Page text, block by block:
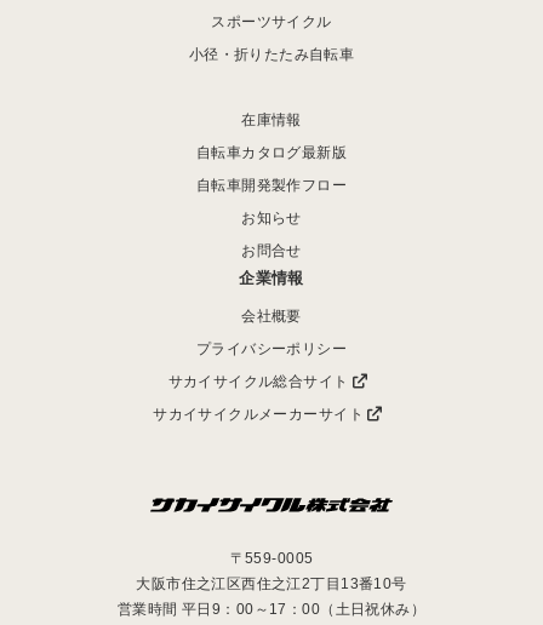
スポーツサイクル
小径・折りたたみ自転車
在庫情報
自転車カタログ最新版
自転車開発製作フロー
お知らせ
お問合せ
企業情報
会社概要
プライバシーポリシー
サカイサイクル総合サイト
サカイサイクルメーカーサイト
〒559-0005
大阪市住之江区西住之江2丁目13番10号
営業時間 平日9：00～17：00（土日祝休み）